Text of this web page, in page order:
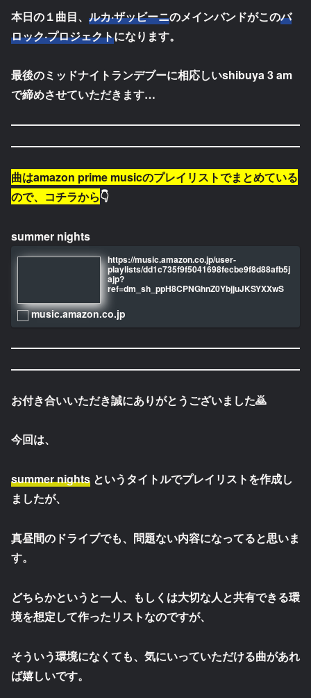
本日の１曲目、 ルカ·ザッビーニのメインバンドがこのバ
ロック·プロジェクトになります。
最後のミッドナイトランデブーに相応しいshibuya 3 am
で締めさせていただきます…
曲はamazon prime musicのプレイリストでまとめている
ので、コチラから👇
summer nights
https://music.amazon.co.jp/user-
playlists/dd1c735f9f5041698fecbe9f8d88afb5j
ajp?
ref=dm_sh_ppH8CPNGhnZ0YbjjuJKSYXXwS
music.amazon.co.jp
お付き合いいただき誠にありがとうございました🙇
今回は、
summer nights というタイトルでプレイリストを作成し
ましたが、
真昼間のドライブでも、問題ない内容になってると思いま
す。
どちらかというと一人、もしくは大切な人と共有できる環
境を想定して作ったリストなのですが、
そういう環境になくても、気にいっていただける曲があれ
ば嬉しいです。